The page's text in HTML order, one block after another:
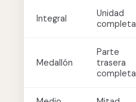
Integral
Unidad
completa
Medallón
Parte
trasera
completa